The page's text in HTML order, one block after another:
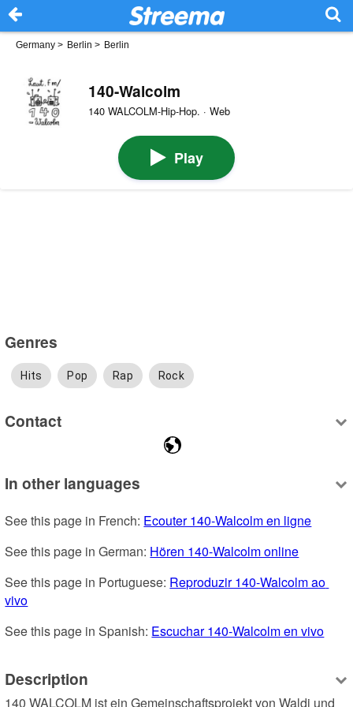
Germany > Berlin > Berlin
140-Walcolm
140 WALCOLM-Hip-Hop. · Web
Play
Genres
Hits Pop Rap Rock
Contact
In other languages
See this page in French: Ecouter 140-Walcolm en ligne
See this page in German: Hören 140-Walcolm online
See this page in Portuguese: Reproduzir 140-Walcolm ao
vivo
See this page in Spanish: Escuchar 140-Walcolm en vivo
Description
140 WALCOLM ist ein Gemeinschaftsprojekt von Waldi und